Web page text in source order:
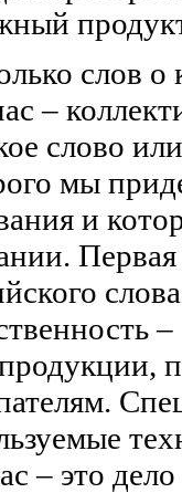
слов о
–
слово
мы
и
Первая
– это